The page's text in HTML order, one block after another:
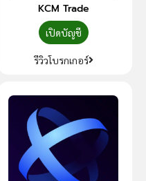
KCM Trade
เปิดบัญชี
รีวิวโบรกเกอร์